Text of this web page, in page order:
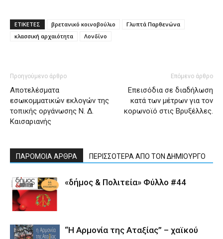
ΕΤΙΚΕΤΕΣ βρετανικό κοινοβούλιο
Γλυπτά Παρθενώνα
κλασσική αρχαιότητα
Λονδίνο
Προηγούμενο άρθρο
Αποτελέσματα
εσωκομματικών εκλογών της
τοπικής οργάνωσης Ν. Δ.
Καισαριανής
Επόμενο άρθρο
Επεισόδια σε διαδήλωση
κατά των μέτρων για τον
κορωνοϊό στις Βρυξέλλες.
ΠΑΡΟΜΟΙΑ ΑΡΘΡΑ ΠΕΡΙΣΣΟΤΕΡΑ ΑΠΟ ΤΟΝ ΔΗΜΙΟΥΡΓΟ
«δήμος & Πολιτεία» Φύλλο #44
“Η Αρμονία της Αταξίας” – χαϊκού